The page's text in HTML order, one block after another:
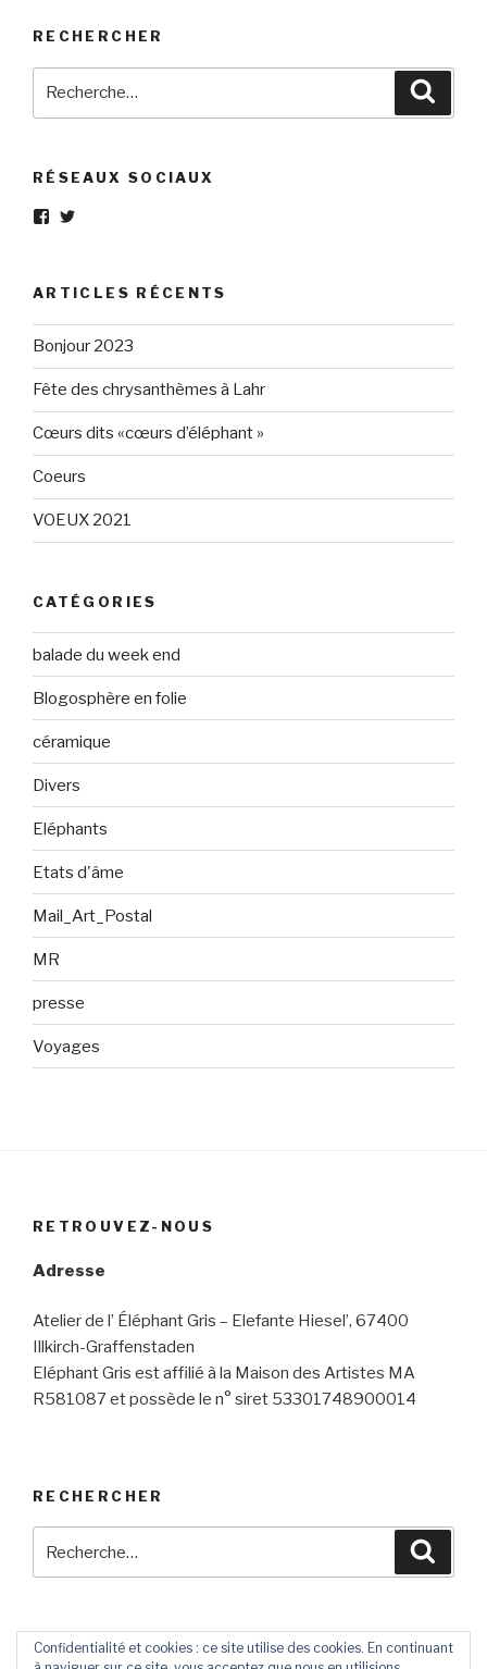
RECHERCHER
RÉSEAUX SOCIAUX
Voir
Eléphant-
Gris-
sur
Facebook
Voir
elephantgris
sur
ARTICLES RÉCENTS
Bonjour 2023
Fête des chrysanthèmes à Lahr
Cœurs dits «cœurs d’éléphant »
Coeurs
VOEUX 2021
CATÉGORIES
balade du week end
Blogosphère en folie
céramique
Divers
Eléphants
Etats d'âme
Mail_Art_Postal
MR
presse
Voyages
RETROUVEZ-NOUS
Adresse
Atelier de l’ Éléphant Gris – Elefante Hiesel’, 67400
Illkirch-Graffenstaden
Eléphant Gris est affilié à la Maison des Artistes MA
R581087 et possède le n° siret 53301748900014
RECHERCHER
pour
Confidentialité et cookies : ce site utilise des cookies. En continuant